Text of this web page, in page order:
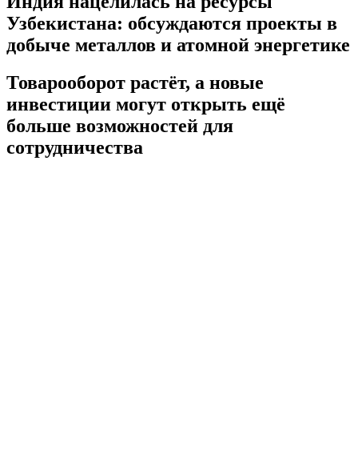
Узбекистана: обсуждаются проекты в
добыче металлов и атомной энергетике
Товарооборот растёт, а новые
инвестиции могут открыть ещё
больше возможностей для
сотрудничества